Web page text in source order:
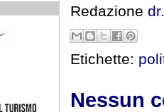
Redazione
Etichette:
Nessun